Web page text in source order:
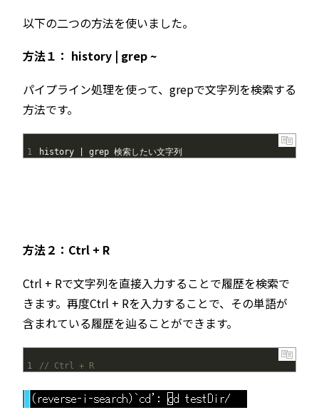
以下の二つの方法を使いました。
方法１： history | grep ~
パイプライン処理を使って、grepで文字列を検索する
方法です。
1 history grep 検索したい文字列
方法２：Ctrl + R
Ctrl + Rで文字列を直接入力することで履歴を検索で
きます。再度Ctrl + Rを入力することで、その単語が
含まれている履歴を辿ることができます。
1 // Ctrl + R